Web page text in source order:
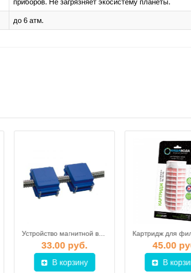
приборов. Не загрязняет экосистему планеты.
до 6 атм.
Устройство магнитной водоподготовки МВ-2
33.00 руб.
В корзину
45.00
В